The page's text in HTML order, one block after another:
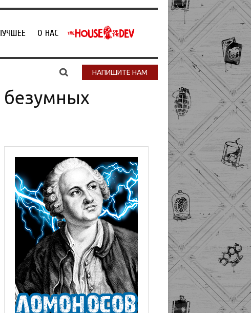
О НАС
НАПИШИТЕ НАМ
безумных